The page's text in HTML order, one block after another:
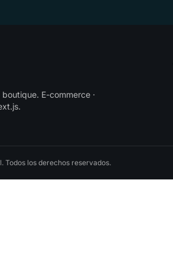
boutique. E-commerce ·
.
. Todos los derechos reservados.